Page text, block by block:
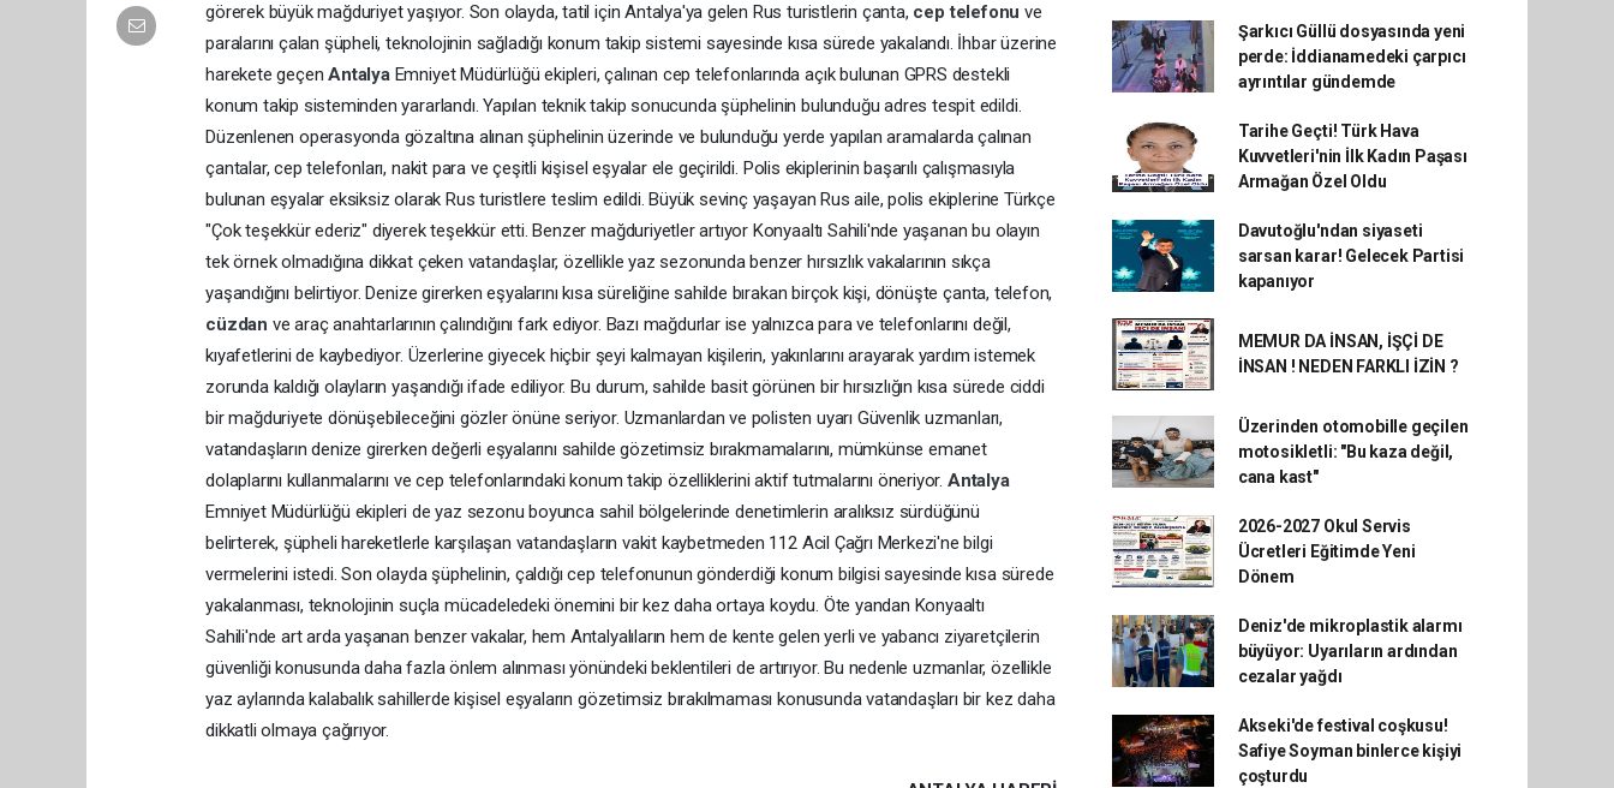
görerek büyük mağduriyet yaşıyor. Son olayda, tatil için Antalya'ya gelen Rus turistlerin çanta, cep telefonu ve
paralarını çalan şüpheli, teknolojinin sağladığı konum takip sistemi sayesinde kısa sürede yakalandı. İhbar üzerine
harekete geçenAntalya Emniyet Müdürlüğü ekipleri, çalınan cep telefonlarında açık bulunan GPRS destekli
konum takip sisteminden yararlandı. Yapılan teknik takip sonucunda şüphelinin bulunduğu adres tespit edildi.
Düzenlenen operasyonda gözaltına alınan şüphelinin üzerinde ve bulunduğu yerde yapılan aramalarda çalınan
çantalar, cep telefonları, nakit para ve çeşitli kişisel eşyalar ele geçirildi. Polis ekiplerinin başarılı çalışmasıyla
bulunan eşyalar eksiksiz olarak Rus turistlere teslim edildi. Büyük sevinç yaşayan Rus aile, polis ekiplerine Türkçe
"Çok teşekkür ederiz" diyerek teşekkür etti. Benzer mağduriyetler artıyor Konyaaltı Sahili'nde yaşanan bu olayın
tek örnek olmadığına dikkat çeken vatandaşlar, özellikle yaz sezonunda benzer hırsızlık vakalarının sıkça
yaşandığını belirtiyor. Denize girerken eşyalarını kısa süreliğine sahilde bırakan birçok kişi, dönüşte çanta, telefon,
cüzdan ve araç anahtarlarının çalındığını fark ediyor. Bazı mağdurlar ise yalnızca para ve telefonlarını değil,
kıyafetlerini de kaybediyor. Üzerlerine giyecek hiçbir şeyi kalmayan kişilerin, yakınlarını arayarak yardım istemek
zorunda kaldığı olayların yaşandığı ifade ediliyor. Bu durum, sahilde basit görünen bir hırsızlığın kısa sürede ciddi
bir mağduriyete dönüşebileceğini gözler önüne seriyor. Uzmanlardan ve polisten uyarı Güvenlik uzmanları,
vatandaşların denize girerken değerli eşyalarını sahilde gözetimsiz bırakmamalarını, mümkünse emanet
dolaplarını kullanmalarını ve cep telefonlarındaki konum takip özelliklerini aktif tutmalarını öneriyor. Antalya
Emniyet Müdürlüğü ekipleri de yaz sezonu boyunca sahil bölgelerinde denetimlerin aralıksız sürdüğünü
belirterek, şüpheli hareketlerle karşılaşan vatandaşların vakit kaybetmeden 112 Acil Çağrı Merkezi'ne bilgi
vermelerini istedi. Son olayda şüphelinin, çaldığı cep telefonunun gönderdiği konum bilgisi sayesinde kısa sürede
yakalanması, teknolojinin suçla mücadeledeki önemini bir kez daha ortaya koydu. Öte yandan Konyaaltı
Sahili'nde art arda yaşanan benzer vakalar, hem Antalyalıların hem de kente gelen yerli ve yabancı ziyaretçilerin
güvenliği konusunda daha fazla önlem alınması yönündeki beklentileri de artırıyor. Bu nedenle uzmanlar, özellikle
yaz aylarında kalabalık sahillerde kişisel eşyaların gözetimsiz bırakılmaması konusunda vatandaşları bir kez daha
dikkatli olmaya çağırıyor.
Şarkıcı Güllü dosyasında yeni
perde: İddianamedeki çarpıcı
ayrıntılar gündemde
Tarihe Geçti! Türk Hava
Kuvvetleri'nin İlk Kadın Paşası
Armağan Özel Oldu
Davutoğlu'ndan siyaseti
sarsan karar! Gelecek Partisi
kapanıyor
MEMUR DA İNSAN, İŞÇİ DE
İNSAN ! NEDEN FARKLI İZİN ?
Üzerinden otomobille geçilen
motosikletli: "Bu kaza değil,
cana kast"
2026-2027 Okul Servis
Ücretleri Eğitimde Yeni
Dönem
Deniz'de mikroplastik alarmı
büyüyor: Uyarıların ardından
cezalar yağdı
Akseki'de festival coşkusu!
Safiye Soyman binlerce kişiyi
çoşturdu